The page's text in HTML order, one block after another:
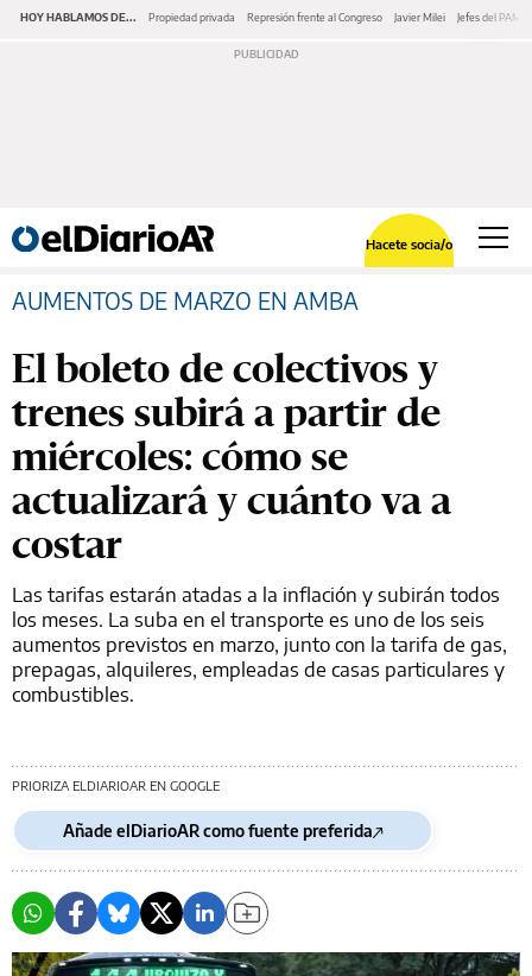
HOY HABLAMOS DE... Propiedad privada Represión frente al Congreso Javier Milei Jefes del PAMI
Hacete socia/o
AUMENTOS DE MARZO EN AMBA
El boleto de colectivos y
trenes subirá a partir de
miércoles: cómo se
actualizará y cuánto va a
costar
Las tarifas estarán atadas a la inflación y subirán todos
los meses. La suba en el transporte es uno de los seis
aumentos previstos en marzo, junto con la tarifa de gas,
prepagas, alquileres, empleadas de casas particulares y
combustibles.
PRIORIZA ELDIARIOAR EN GOOGLE
Añade elDiarioAR como fuente preferida